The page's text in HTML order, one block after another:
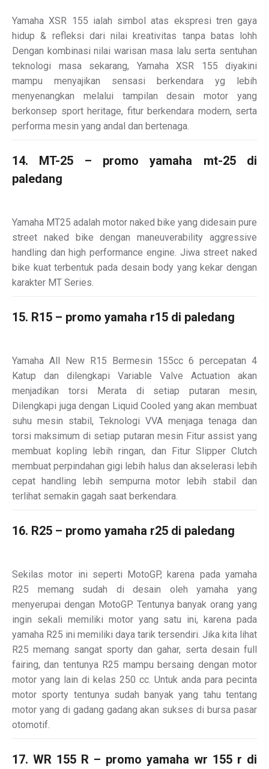
Yamaha XSR 155 ialah simbol atas ekspresi tren gaya
hidup & refleksi dari nilai kreativitas tanpa batas lohh
Dengan kombinasi nilai warisan masa lalu serta sentuhan
teknologi masa sekarang, Yamaha XSR 155 diyakini
mampu menyajikan sensasi berkendara yg lebih
menyenangkan melalui tampilan desain motor yang
berkonsep sport heritage, fitur berkendara modern, serta
performa mesin yang andal dan bertenaga.
14. MT-25 – promo yamaha mt-25 di
paledang
Yamaha MT25 adalah motor naked bike yang didesain pure
street naked bike dengan maneuverability aggressive
handling dan high performance engine. Jiwa street naked
bike kuat terbentuk pada desain body yang kekar dengan
karakter MT Series.
15. R15 – promo yamaha r15 di paledang
Yamaha All New R15 Bermesin 155cc 6 percepatan 4
Katup dan dilengkapi Variable Valve Actuation akan
menjadikan torsi Merata di setiap putaran mesin,
Dilengkapi juga dengan Liquid Cooled yang akan membuat
suhu mesin stabil, Teknologi VVA menjaga tenaga dan
torsi maksimum di setiap putaran mesin Fitur assist yang
membuat kopling lebih ringan, dan Fitur Slipper Clutch
membuat perpindahan gigi lebih halus dan akselerasi lebih
cepat handling lebih sempurna motor lebih stabil dan
terlihat semakin gagah saat berkendara.
16. R25 – promo yamaha r25 di paledang
Sekilas motor ini seperti MotoGP, karena pada yamaha
R25 memang sudah di desain oleh yamaha yang
menyerupai dengan MotoGP. Tentunya banyak orang yang
ingin sekali memiliki motor yang satu ini, karena pada
yamaha R25 ini memiliki daya tarik tersendiri. Jika kita lihat
R25 memang sangat sporty dan gahar, serta desain full
fairing, dan tentunya R25 mampu bersaing dengan motor
motor yang lain di kelas 250 cc. Untuk anda para pecinta
motor sporty tentunya sudah banyak yang tahu tentang
motor yang di gadang gadang akan sukses di bursa pasar
otomotif.
17. WR 155 R – promo yamaha wr 155 r di